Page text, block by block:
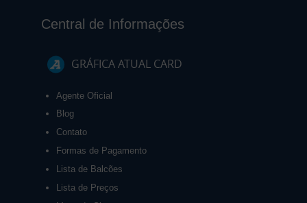
Central de Informações
GRÁFICA ATUAL CARD
Agente Oficial
Blog
Contato
Formas de Pagamento
Lista de Balcões
Lista de Preços